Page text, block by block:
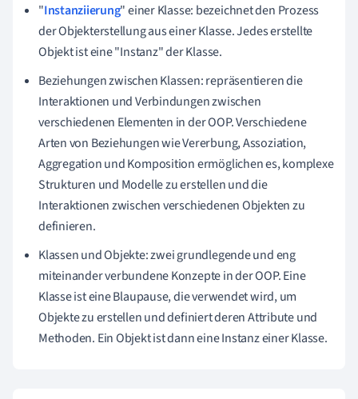
"Instanziierung" einer Klasse: bezeichnet den Prozess
der Objekterstellung aus einer Klasse. Jedes erstellte
Objekt ist eine "Instanz" der Klasse.
Beziehungen zwischen Klassen: repräsentieren die
Interaktionen und Verbindungen zwischen
verschiedenen Elementen in der OOP. Verschiedene
Arten von Beziehungen wie Vererbung, Assoziation,
Aggregation und Komposition ermöglichen es, komplexe
Strukturen und Modelle zu erstellen und die
Interaktionen zwischen verschiedenen Objekten zu
definieren.
Klassen und Objekte: zwei grundlegende und eng
miteinander verbundene Konzepte in der OOP. Eine
Klasse ist eine Blaupause, die verwendet wird, um
Objekte zu erstellen und definiert deren Attribute und
Methoden. Ein Objekt ist dann eine Instanz einer Klasse.